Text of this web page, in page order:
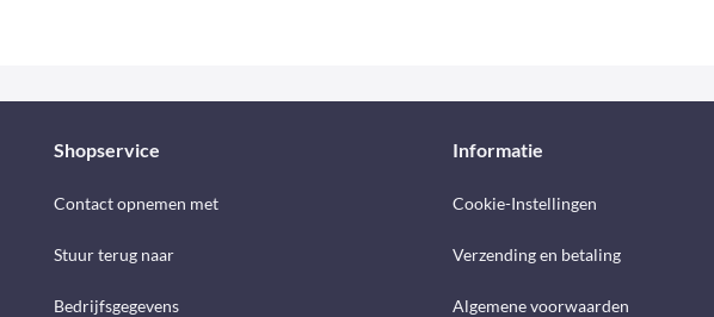
Shopservice
Contact opnemen met
Stuur terug naar
Bedrijfsgegevens
Informatie
Cookie-Instellingen
Verzending en betaling
Algemene voorwaarden